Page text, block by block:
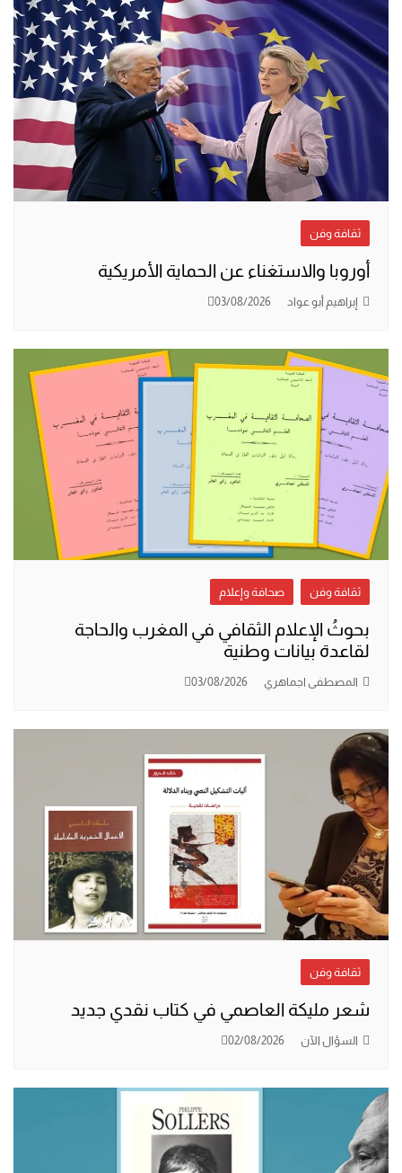
ثقافة وفن
أوروبا والاستغناء عن الحماية الأمريكية
إبراهيم أبو عواد 03/08/2026
ثقافة وفن صحافة وإعلام
بحوثُ الإعلام الثقافي في المغرب والحاجة
لقاعدة بيانات وطنية
المصطفى اجماهري 03/08/2026
ثقافة وفن
شعر مليكة العاصمي في كتاب نقدي جديد
السؤال الآن 02/08/2026